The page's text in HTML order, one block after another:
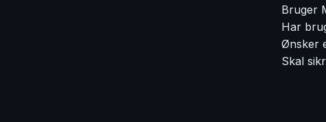
Bruger
Har
Ønsker
Skal